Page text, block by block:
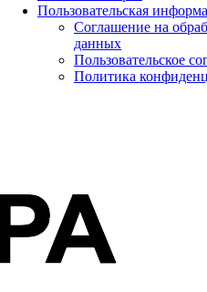
Пользовательская
Соглашение на
данных
Пользовательское
Политика